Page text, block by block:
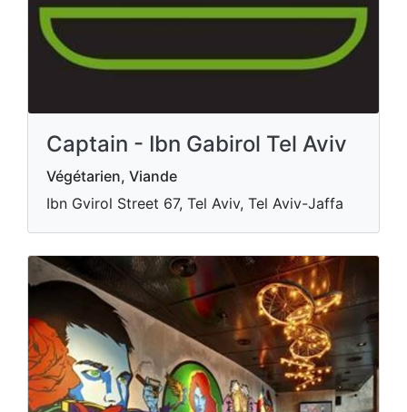
Captain - Ibn Gabirol Tel Aviv
Végétarien, Viande
Ibn Gvirol Street 67, Tel Aviv, Tel Aviv-Jaffa